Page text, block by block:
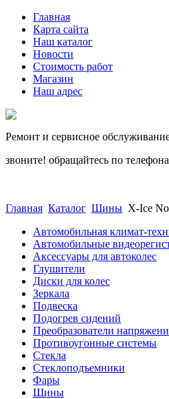
Главная
Карта сайта
Наш каталог
Новости
Стоимость работ
Магазин
Наш адрес
Ремонт и сервисное
звоните! обращайтесь по
Главная Каталог Шины X-Ice
Автомобильная климат-
Автомобильные
Аксессуары для автоколес
Глушители
Диски для колес
Зеркала
Подвеска
Подогрев сидений
Преобразователи
Противоугонные системы
Стекла
Стеклоподъемники
Фары
Шины